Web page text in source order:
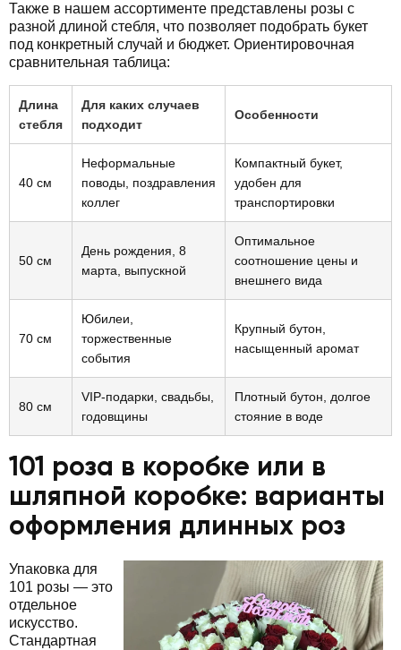
Также в нашем ассортименте представлены розы с
разной длиной стебля, что позволяет подобрать букет
под конкретный случай и бюджет. Ориентировочная
сравнительная таблица:
Длина
стебля
Для каких случаев
подходит
Особенности
40 см
Неформальные
поводы, поздравления
коллег
Компактный букет,
удобен для
транспортировки
50 см
День рождения, 8
марта, выпускной
Оптимальное
соотношение цены и
внешнего вида
70 см
Юбилеи,
торжественные
события
Крупный бутон,
насыщенный аромат
80 см
VIP-подарки, свадьбы,
годовщины
Плотный бутон, долгое
стояние в воде
101 роза в коробке или в
шляпной коробке: варианты
оформления длинных роз
Упаковка для
101 розы — это
отдельное
искусство.
Стандартная